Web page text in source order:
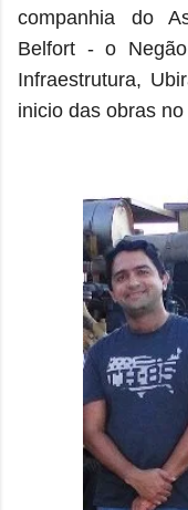
companhia do
Belfort - o
Infraestrutura,
inicio das obras